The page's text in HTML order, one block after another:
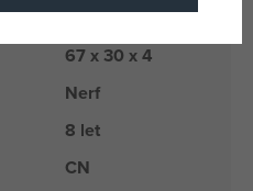
Plast
67 x 30 x 4
Nerf
8 let
CN